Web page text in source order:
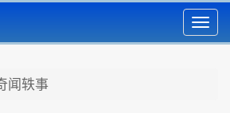
闻轶事